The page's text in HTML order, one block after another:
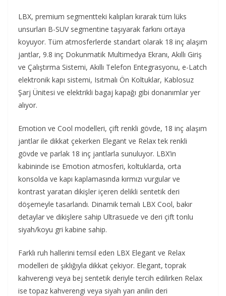
LBX, premium segmentteki kalıpları kırarak tüm lüks
unsurları B-SUV segmentine taşıyarak farkını ortaya
koyuyor. Tüm atmosferlerde standart olarak 18 inç alaşım
jantlar, 9.8 inç Dokunmatik Multimedya Ekranı, Akıllı Giriş
ve Çalıştırma Sistemi, Akıllı Telefon Entegrasyonu, e-Latch
elektronik kapı sistemi, Isıtmalı Ön Koltuklar, Kablosuz
Şarj Ünitesi ve elektrikli bagaj kapağı gibi donanımlar yer
alıyor.
Emotion ve Cool modelleri, çift renkli gövde, 18 inç alaşım
jantlar ile dikkat çekerken Elegant ve Relax tek renkli
gövde ve parlak 18 inç jantlarla sunuluyor. LBX’in
kabininde ise Emotion atmosferi, koltuklarda, orta
konsolda ve kapı kaplamasında kırmızı vurgular ve
kontrast yaratan dikişler içeren delikli sentetik deri
döşemeyle tasarlandı. Dinamik temalı LBX Cool, bakır
detaylar ve dikişlere sahip Ultrasuede ve deri çift tonlu
siyah/koyu gri kabine sahip.
Farklı ruh hallerini temsil eden LBX Elegant ve Relax
modelleri de şıklığıyla dikkat çekiyor. Elegant, toprak
kahverengi veya bej sentetik deriyle tercih edilirken Relax
ise topaz kahverengi veya siyah yarı anilin deri